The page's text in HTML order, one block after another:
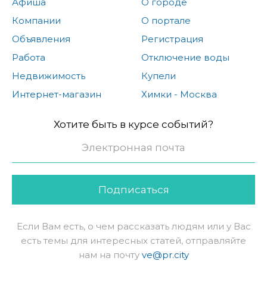
Компании
Объявления
Работа
Недвижимость
Интернет-магазин
О портале
Регистрация
Отключение воды
Купели
Химки - Москва
Хотите быть в курсе событий?
Подписаться
Если Вам есть, о чем рассказать людям или у Вас
есть темы для интересных статей, отправляйте
нам на почту ve@pr.city